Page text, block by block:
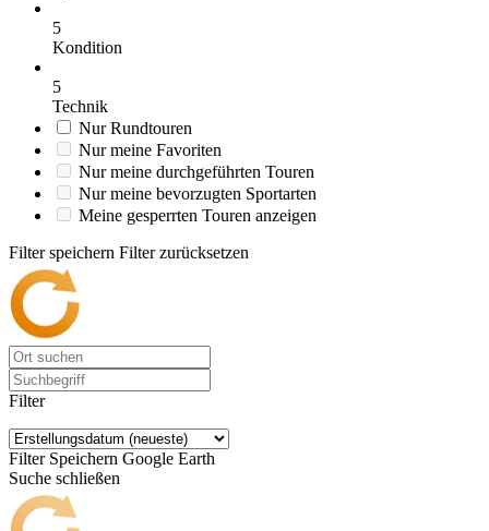
5
Kondition
5
Technik
Nur Rundtouren
Nur meine Favoriten
Nur meine durchgeführten Touren
Nur meine bevorzugten Sportarten
Meine gesperrten Touren anzeigen
Filter speichern Filter zurücksetzen
Filter
Filter Speichern Google Earth
Suche schließen